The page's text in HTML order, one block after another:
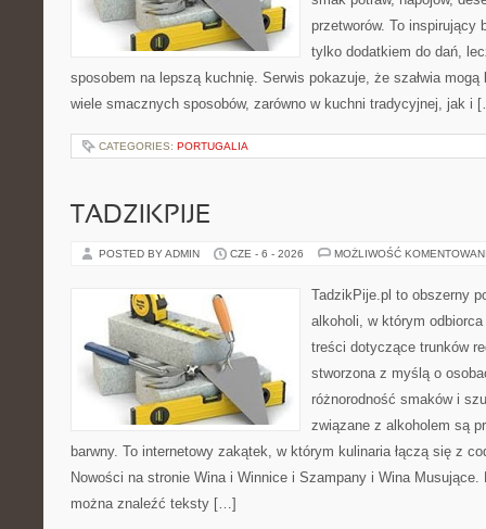
przetworów. To inspirujący
tylko dodatkiem do dań,
sposobem na lepszą kuchnię. Serwis pokazuje, że szałwia
wiele smacznych sposobów, zarówno w kuchni tradycyjnej, jak i
CATEGORIES: PORTUGALIA
TADZIKPIJE
POSTED BY ADMIN CZE - 6 - 2026 MOŻLIWOŚĆ
TadzikPije.pl to obszerny
alkoholi, w którym
treści dotyczące trunków
stworzona z myślą o
różnorodność smaków i
związane z alkoholem są
barwny. To internetowy zakątek, w którym kulinaria łączą się z
Nowości na stronie Wina i Winnice i Szampany i Wina Musujące.
można znaleźć teksty […]